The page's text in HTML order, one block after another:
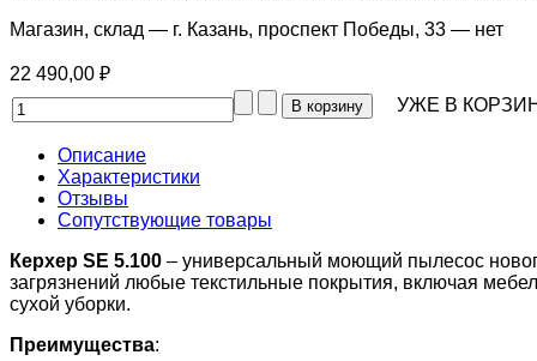
Магазин, склад — г. Казань, проспект Победы, 33 — нет
22 490,00 ₽
УЖЕ В
Описание
Характеристики
Отзывы
Сопутствующие товары
Керхер SE 5.100 – универсальный моющий пылесос
загрязнений любые текстильные покрытия, включая
сухой уборки.
Преимущества: